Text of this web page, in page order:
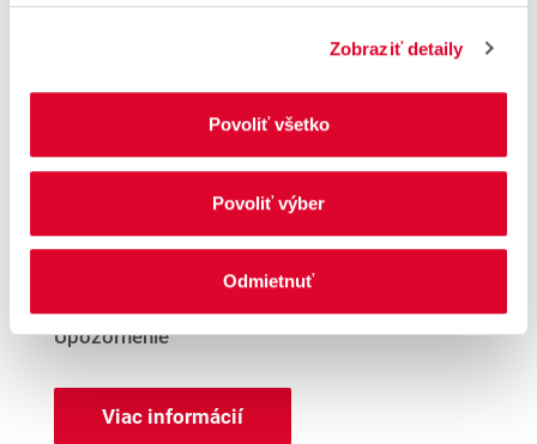
Zobraziť detaily
Povoliť všetko
Povoliť výber
Odmietnuť
080 01 Presov
57.42 km
Po. - So.09:00 - 19:00
Upozornenie
Viac informácií